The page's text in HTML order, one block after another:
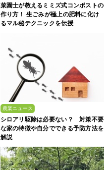
菜園士が教えるミミズ式コンポストの
作り方！ 生ごみが極上の肥料に化け
るマル秘テクニックを伝授
農業ニュース
シロアリ駆除は必要ない？ 対策不要
な家の特徴や自分でできる予防方法を
解説